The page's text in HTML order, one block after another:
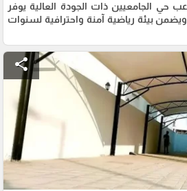
حي الجامعيين ذات الجودة العالية يوفر
بيئة رياضية آمنة واحترافية لسنوات
share